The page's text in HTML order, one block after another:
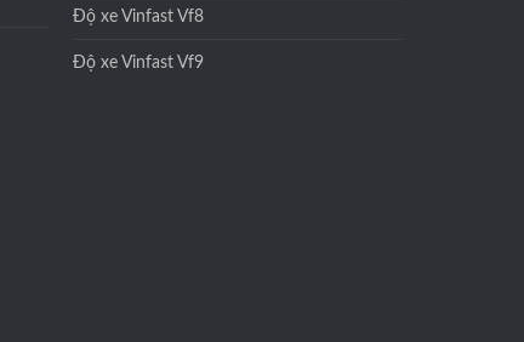
Độ xe Vinfast Vf8
Độ xe Vinfast Vf9